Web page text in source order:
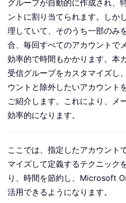
グループが自動的に作成され、
ントに割り当てられます。しか
理していて、そのうち一部のみ
合、毎回すべてのアカウントで
効率的で時間もかかります。本
受信グループをカスタマイズし
ウントと除外したいアカウント
ご紹介します。これにより、メ
効率的になります。
ここでは、指定したアカウント
マイズして定義するテクニック
り、時間を節約し、Microsoft
活用できるようになります。